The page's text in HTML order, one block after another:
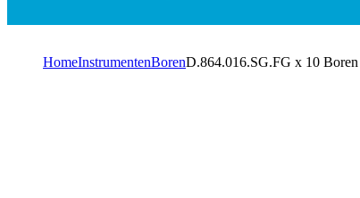
HomeInstrumentenBorenD.864.016.SG.FG x 10 Boren